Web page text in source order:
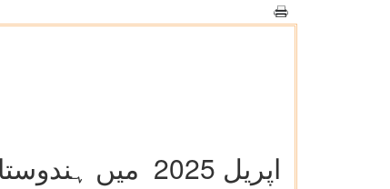
اپریل 2025 میں ہندوستان کے صنعتی پیداوار کے اشاریہ میں 2.7 فیصد اضافہ ریکارڈ کیا گیا